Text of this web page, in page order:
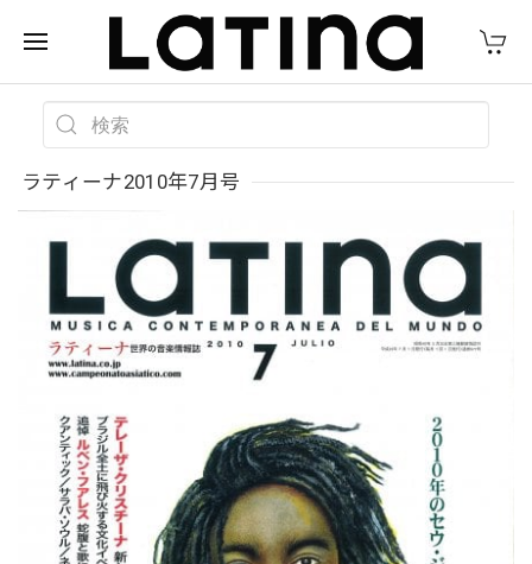
ラティーナ2010年7月号